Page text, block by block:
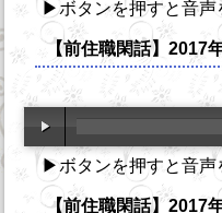
▶ボタンを押すと音声
【前住職閑話】2017
▶ボタンを押すと音声
【前住職閑話】2017